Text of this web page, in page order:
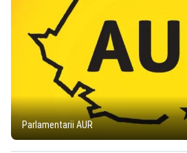
Parlamentarii AUR